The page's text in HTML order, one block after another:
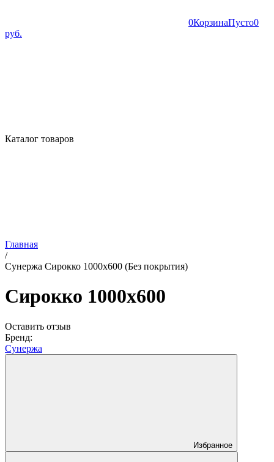
0КорзинаПусто0
руб.
Каталог товаров
Главная
/
Сунержа Сирокко 1000х600 (Без покрытия)
Сирокко 1000х600
Оставить отзыв
Бренд:
Сунержа
Избранное